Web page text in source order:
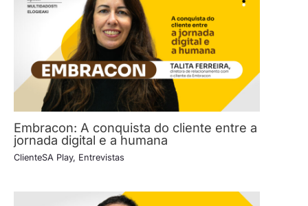
Embracon: A conquista do cliente entre a
jornada digital e a humana
ClienteSA Play, Entrevistas